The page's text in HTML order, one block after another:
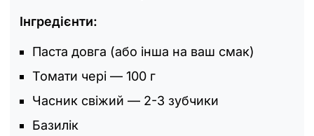
Інгредієнти:
Паста довга (або інша на ваш смак)
Томати чері — 100 г
Часник свіжий — 2-3 зубчики
Базилік